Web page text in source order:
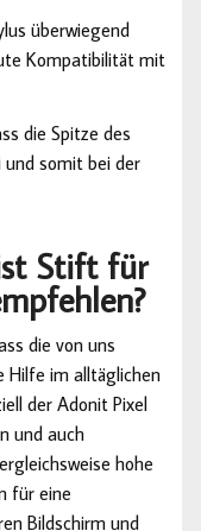
überwiegend
Kompatibilität mit
die Spitze des
somit bei der
Stift für
die von uns
Hilfe im alltäglichen
der Adonit Pixel
und auch
hohe
für eine
Bildschirm und